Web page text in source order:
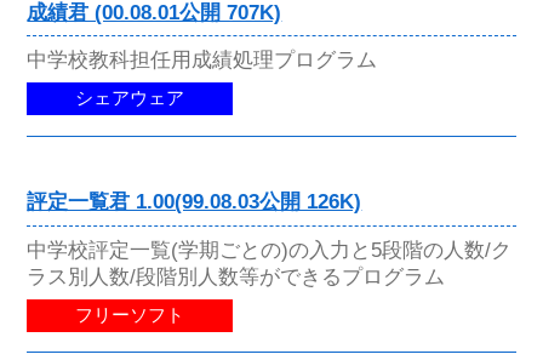
成績君 (00.08.01公開 707K)
中学校教科担任用成績処理プログラム
シェアウェア
評定一覧君 1.00(99.08.03公開 126K)
中学校評定一覧(学期ごとの)の入力と5段階の人数/ク
ラス別人数/段階別人数等ができるプログラム
フリーソフト